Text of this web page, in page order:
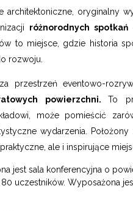
architektoniczne, oryginalny
różnorodnych
to miejsce, gdzie historia
rozwoju.
przestrzeń eventowo-
powierzchni.To
może pomieścić
wydarzenia.
ale i inspirujące
jest sala konferencyjna o
uczestników. Wyposażona